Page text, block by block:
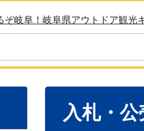
ぞ岐阜！岐阜県アウトドア観光
入札・公